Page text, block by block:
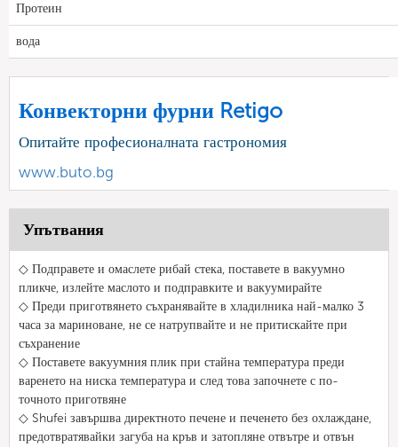
Протеин
вода
Конвекторни фурни Retigo
Опитайте професионалната гастрономия
www.buto.bg
Упътвания
◇ Подправете и омаслете рибай стека, поставете в вакуумно
пликче, излейте маслото и подправките и вакуумирайте
◇ Преди приготвянето съхранявайте в хладилника най-малко 3
часа за мариноване, не се натрупвайте и не притискайте при
съхранение
◇ Поставете вакуумния плик при стайна температура преди
варенето на ниска температура и след това започнете с по-
точното приготвяне
◇ Shufei завършва директното печене и печенето без охлаждане,
предотвратявайки загуба на кръв и затопляне отвътре и отвън